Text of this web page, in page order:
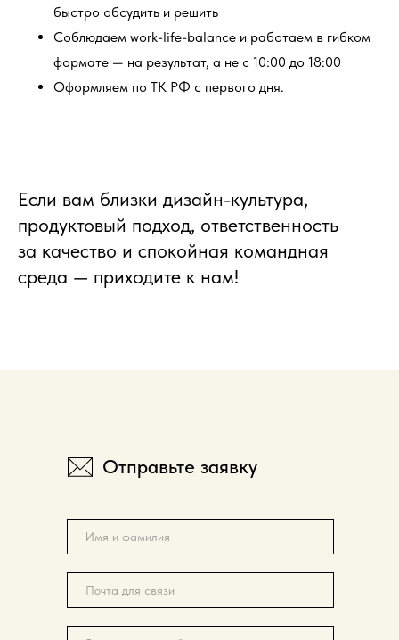
быстро обсудить и решить
Соблюдаем work-life-balance и работаем в гибком
формате — на результат, а не с 10:00 до 18:00
Оформляем по ТК РФ с первого дня.
Если вам близки дизайн-культура,
продуктовый подход, ответственность
за качество и спокойная командная
среда — приходите к нам!
Отправьте заявку